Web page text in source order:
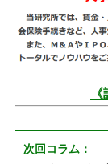
次回コラム：